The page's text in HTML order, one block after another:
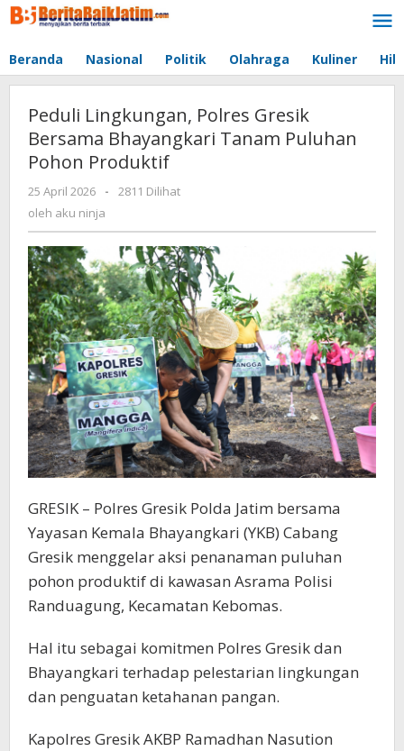
Lewati
ke
Beranda Nasional Politik Olahraga Kuliner
Peduli Lingkungan, Polres Gresik
Bersama Bhayangkari Tanam Puluhan
Pohon Produktif
25 April 2026
oleh
-
2811 Dilihat
oleh aku ninja
GRESIK – Polres Gresik Polda Jatim bersama
Yayasan Kemala Bhayangkari (YKB) Cabang
Gresik menggelar aksi penanaman puluhan
pohon produktif di kawasan Asrama Polisi
Randuagung, Kecamatan Kebomas.
Hal itu sebagai komitmen Polres Gresik dan
Bhayangkari terhadap pelestarian lingkungan
dan penguatan ketahanan pangan.
Kapolres Gresik AKBP Ramadhan Nasution